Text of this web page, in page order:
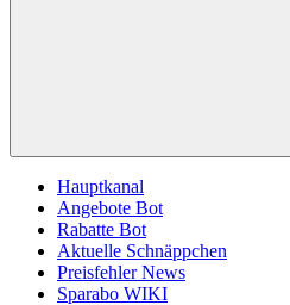
Hauptkanal
Angebote Bot
Rabatte Bot
Aktuelle Schnäppchen
Preisfehler News
Sparabo WIKI